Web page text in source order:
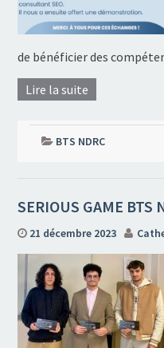
de bénéficier des
Lire la suite
BTS NDRC
SERIOUS GAME BTS
21 décembre 2023